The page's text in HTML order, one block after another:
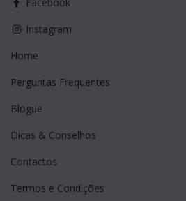
Instagram
Home
Perguntas Frequentes
Blogue
Dicas & Conselhos
Contactos
Termos e Condições